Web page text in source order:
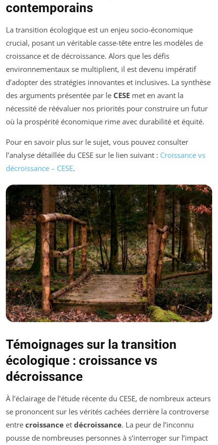
contemporains
La transition écologique est un enjeu socio-économique
crucial, posant un véritable casse-tête entre les modèles de
croissance et de décroissance. Alors que les défis
environnementaux se multiplient, il est devenu impératif
d’adopter des stratégies innovantes et inclusives. La synthèse
des arguments présentée par le CESE met en avant la
nécessité de réévaluer nos priorités pour construire un futur
où la prospérité économique rime avec durabilité et équité.
Pour en savoir plus sur le sujet, vous pouvez consulter
l’analyse détaillée du CESE sur le lien suivant : Croissance vs
décroissance – CESE.
Témoignages sur la transition
écologique : croissance vs
décroissance
À l’éclairage de l’étude récente du CESE, de nombreux acteurs
se prononcent sur les vérités cachées derrière la controverse
entre croissance et décroissance. La peur de l’inconnu
pousse de nombreuses personnes à s’interroger sur l’impact